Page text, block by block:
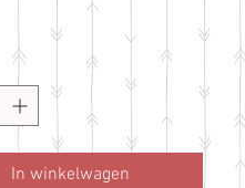
In winkelwagen